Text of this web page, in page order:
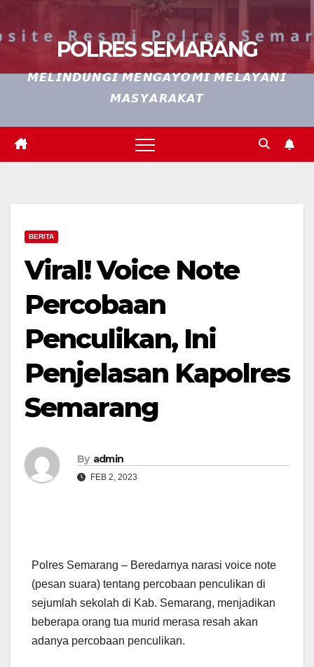
POLRES SEMARANG
𝙈𝙀𝙇𝙄𝙉𝘿𝙐𝙉𝙂𝙄 𝙈𝙀𝙉𝙂𝘼𝙔𝙊𝙈𝙄 𝙈𝙀𝙇𝘼𝙔𝘼𝙉𝙄
𝙈𝘼𝙎𝙔𝘼𝙍𝘼𝙆𝘼𝙏
BERITA
Viral! Voice Note
Percobaan
Penculikan, Ini
Penjelasan Kapolres
Semarang
By admin
FEB 2, 2023
Polres Semarang – Beredarnya narasi voice note
(pesan suara) tentang percobaan penculikan di
sejumlah sekolah di Kab. Semarang, menjadikan
beberapa orang tua murid merasa resah akan
adanya percobaan penculikan.